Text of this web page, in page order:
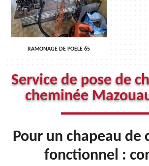
RAMONAGE DE POELE 65
Service de pose de
cheminée
Pour un chapeau de
fonctionnel :